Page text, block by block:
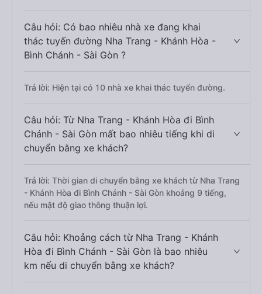
Câu hỏi: Có bao nhiêu nhà xe đang khai
thác tuyến đường Nha Trang - Khánh Hòa -
Bình Chánh - Sài Gòn ?
Trả lời: Hiện tại có 10 nhà xe khai thác tuyến đường.
Câu hỏi: Từ Nha Trang - Khánh Hòa đi Bình
Chánh - Sài Gòn mất bao nhiêu tiếng khi di
chuyển bằng xe khách?
Trả lời: Thời gian di chuyển bằng xe khách từ Nha Trang
- Khánh Hòa đi Bình Chánh - Sài Gòn khoảng 9 tiếng,
nếu mật độ giao thông thuận lợi.
Câu hỏi: Khoảng cách từ Nha Trang - Khánh
Hòa đi Bình Chánh - Sài Gòn là bao nhiêu
km nếu di chuyển bằng xe khách?